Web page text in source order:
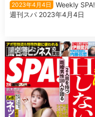
2023年4月4日
Weekly SPA!
週刊スパ 2023年4月4日
日韓雜誌